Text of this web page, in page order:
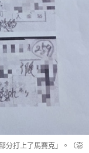
分打上了馬賽克」。（澎